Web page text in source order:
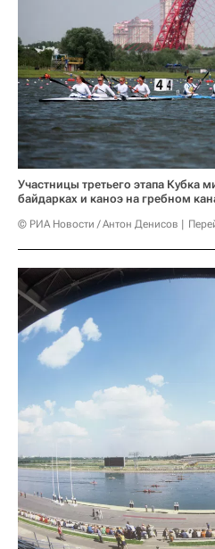
Участницы третьего этапа Кубка
байдарках и каноэ на гребном
© РИА Новости / Антон Денисов